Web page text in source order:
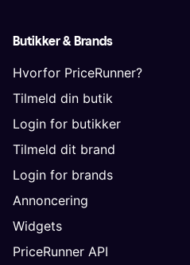
Butikker & Brands
Hvorfor PriceRunner?
Tilmeld din butik
Login for butikker
Tilmeld dit brand
Login for brands
Annoncering
Widgets
PriceRunner API